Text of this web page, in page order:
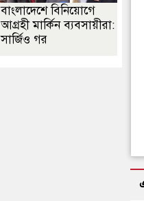
বাংলাদেশে বিনিয়োগে
আগ্রহী মার্কিন ব্যবসায়ীরা:
সার্জিও গর